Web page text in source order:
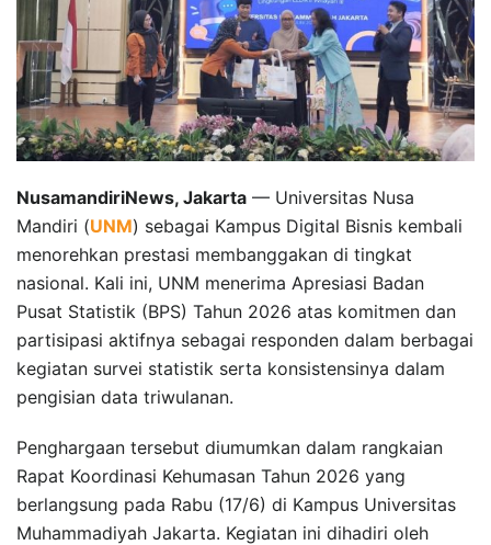
NusamandiriNews, Jakarta — Universitas Nusa
Mandiri (UNM) sebagai Kampus Digital Bisnis kembali
menorehkan prestasi membanggakan di tingkat
nasional. Kali ini, UNM menerima Apresiasi Badan
Pusat Statistik (BPS) Tahun 2026 atas komitmen dan
partisipasi aktifnya sebagai responden dalam berbagai
kegiatan survei statistik serta konsistensinya dalam
pengisian data triwulanan.
Penghargaan tersebut diumumkan dalam rangkaian
Rapat Koordinasi Kehumasan Tahun 2026 yang
berlangsung pada Rabu (17/6) di Kampus Universitas
Muhammadiyah Jakarta. Kegiatan ini dihadiri oleh